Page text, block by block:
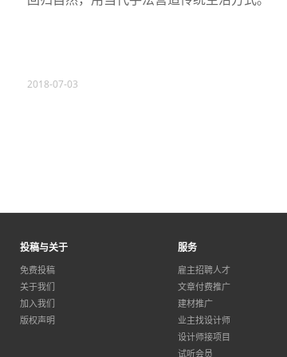
2018-07-03
投稿与关于
免费投稿
关于我们
加入我们
版权声明
服务
雇主招聘人才
文章付费推广
建材推广
业主找设计师
设计师接项目
试听会员